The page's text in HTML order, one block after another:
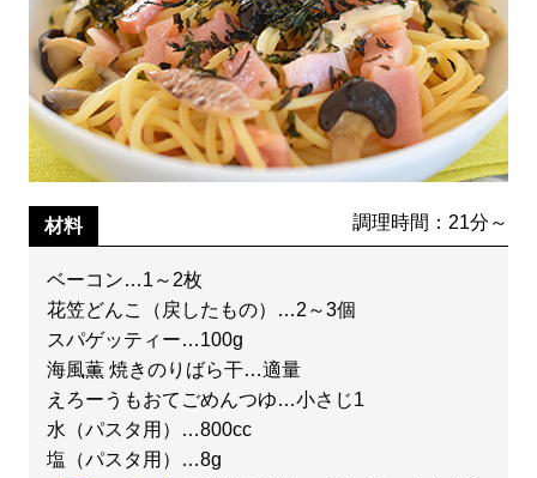
材料 調理時間：21分～
ベーコン…1～2枚
花笠どんこ（戻したもの）…2～3個
スパゲッティー…100g
海風薫 焼きのりばら干…適量
えろーうもおてごめんつゆ…小さじ1
水（パスタ用）…800cc
塩（パスタ用）…8g